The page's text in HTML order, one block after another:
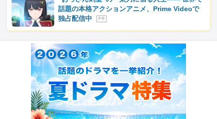
話題の本格アクションアニメ、Prime Videoで
独占配信中
P R